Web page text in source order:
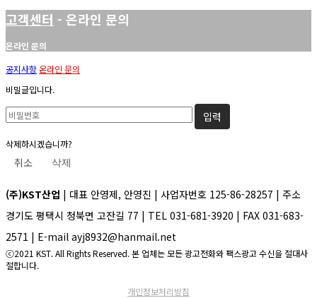
고객센터 - 온라인 문의
온라인 문의
공지사항온라인 문의
비밀글입니다.
삭제하시겠습니까?
취소 삭제
(주)KST산업 | 대표 안영제, 안영진 | 사업자번호 125-86-28257 | 주소
경기도 평택시 청북면 고잔길 77 | TEL 031-681-3920 | FAX 031-683-
2571 | E-mail ayj8932@hanmail.net
ⓒ2021 KST. All Rights Reserved. 본 업체는 모든 광고전화와 팩스광고 수신을 절대사
절합니다.
개인정보처리방침